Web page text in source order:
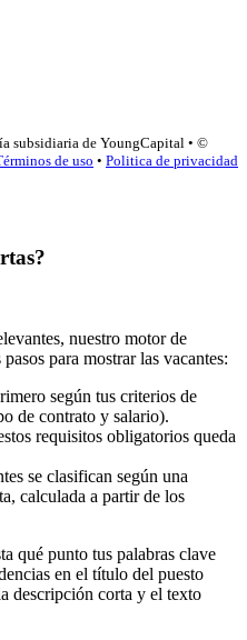
subsidiaria de YoungCapital • ©
de uso • Politica de privacidad
nuestro motor de
para mostrar las vacantes:
según tus criterios de
de contrato y salario).
requisitos obligatorios queda
se clasifican según una
calculada a partir de los
qué punto tus palabras clave
en el título del puesto
descripción corta y el texto